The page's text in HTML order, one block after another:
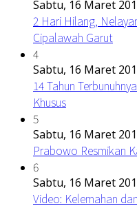
Sabtu, 16 Maret
2 Hari Hilang,
Cipalawah Garut
4
Sabtu, 16 Maret
14 Tahun
Khusus
5
Sabtu, 16 Maret
Prabowo Resmikan
6
Sabtu, 16 Maret
Video: Kelemahan